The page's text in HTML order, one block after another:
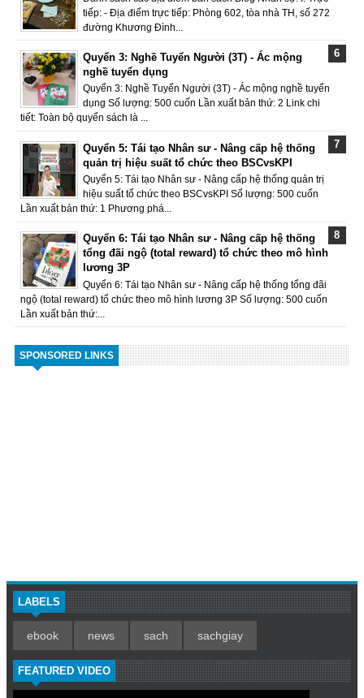
tiếp: - Địa điểm trực tiếp: Phòng 602, tòa nhà TH, số 272
đường Khương Đình...
Quyển 3: Nghề Tuyển Người (3T) - Ác mộng
nghề tuyển dụng
Quyển 3: Nghề Tuyển Người (3T) - Ác mộng nghề tuyển
dụng Số lượng: 500 cuốn Lần xuất bản thứ: 2 Link chi
tiết: Toàn bộ quyển sách là ...
Quyển 5: Tái tạo Nhân sư - Nâng cấp hệ thống
quản trị hiệu suất tổ chức theo BSCvsKPI
Quyển 5: Tái tạo Nhân sư - Nâng cấp hệ thống quản trị
hiệu suất tổ chức theo BSCvsKPI Số lượng: 500 cuốn
Lần xuất bản thứ: 1 Phương phá...
Quyển 6: Tái tạo Nhân sư - Nâng cấp hệ thống
tổng đãi ngộ (total reward) tổ chức theo mô hình
lương 3P
Quyển 6: Tái tạo Nhân sư - Nâng cấp hệ thống tổng đãi
ngộ (total reward) tổ chức theo mô hình lương 3P Số lượng: 500 cuốn
Lần xuất bản thứ:...
SPONSORED LINKS
LABELS
ebook news sach sachgiay
FEATURED VIDEO